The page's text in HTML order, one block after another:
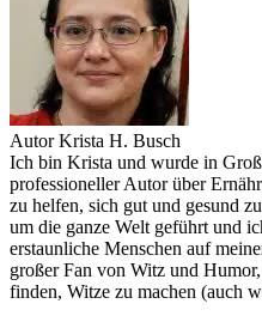
Autor Krista H. Busch
Ich bin Krista und wurde in
professioneller Autor über
zu helfen, sich gut und gesund
um die ganze Welt geführt und
erstaunliche Menschen auf
großer Fan von Witz und
finden, Witze zu machen (auch